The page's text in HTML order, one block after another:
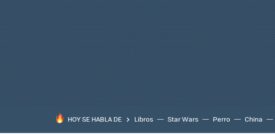
HOY SE HABLA DE Libros Star Wars Perro China